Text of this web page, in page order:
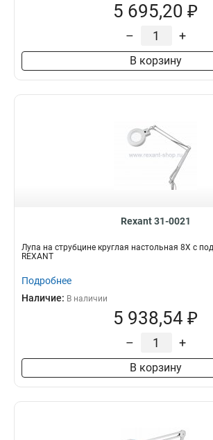
5 695,20 ₽
– +
В корзину
Rexant 31-0021
Лупа на струбцине круглая настольная 8Х с
REXANT
Подробнее
Наличие: В наличии
5 938,54 ₽
– +
В корзину